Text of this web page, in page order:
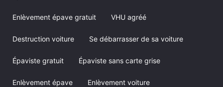
Enlèvement épave gratuit VHU agréé
Destruction voiture Se débarrasser de sa voiture
Épaviste gratuit Épaviste sans carte grise
Enlèvement épave Enlèvement voiture